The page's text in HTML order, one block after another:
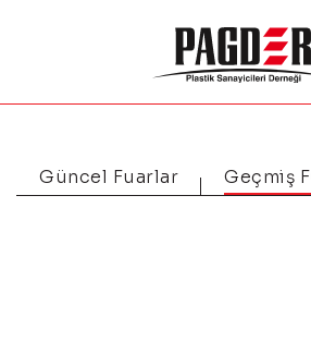
Güncel Fuarlar Geçmiş